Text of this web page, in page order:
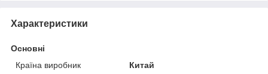
Характеристики
Основні
Країна виробник
Китай